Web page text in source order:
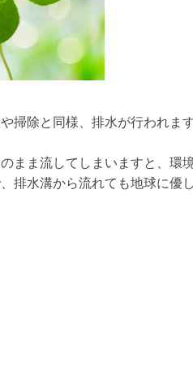
掃除と同様、排水が行われます
まま流してしまいますと、環
排水溝から流れても地球に優し